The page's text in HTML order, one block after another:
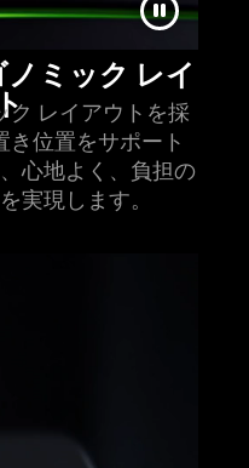
ミック レイ
ク レイアウトを採
き位置をサポート
心地よく、負担の
実現し ます。